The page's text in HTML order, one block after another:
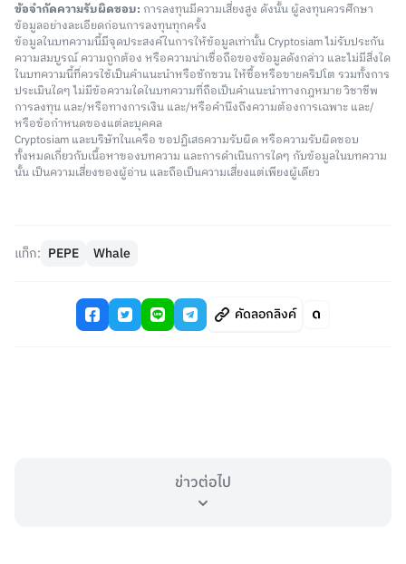
ข้อจำกัดความรับผิดชอบ: การลงทุนมีความเสี่ยงสูง ดังนั้น ผู้ลงทุนควรศึกษา
ข้อมูลอย่างละเอียดก่อนการลงทุนทุกครั้ง
ข้อมูลในบทความนี้มีจุดประสงค์ในการให้ข้อมูลเท่านั้น Cryptosiam ไม่รับประกัน
ความสมบูรณ์ ความถูกต้อง หรือความน่าเชื่อถือของข้อมูลดังกล่าว และไม่มีสิ่งใด
ในบทความนี้ที่ควรใช้เป็นคำแนะนำหรือชักชวน ให้ซื้อหรือขายคริปโต รวมทั้งการ
ประเมินใดๆ ไม่มีข้อความใดในบทความที่ถือเป็นคำแนะนำทางกฎหมาย วิชาชีพ
การลงทุน และ/หรือทางการเงิน และ/หรือคำนึงถึงความต้องการเฉพาะ และ/
หรือข้อกำหนดของแต่ละบุคคล
Cryptosiam และบริษัทในเครือ ขอปฏิเสธความรับผิด หรือความรับผิดชอบ
ทั้งหมดเกี่ยวกับเนื้อหาของบทความ และการดำเนินการใดๆ กับข้อมูลในบทความ
นั้น เป็นความเสี่ยงของผู้อ่าน และถือเป็นความเสี่ยงแต่เพียงผู้เดียว
แท็ก: PEPE Whale
คัดลอกลิงค์
ข่าวต่อไป